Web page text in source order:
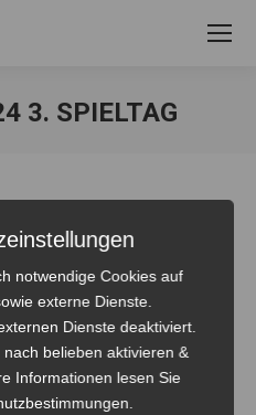
3. SPIELTAG
Vorheriges
Album:
Turnier 2023
Nächstes
4. Spieltag
notwendige Cookies auf
externe Dienste.
Dienste deaktiviert.
belieben aktivieren &
Informationen lesen Sie